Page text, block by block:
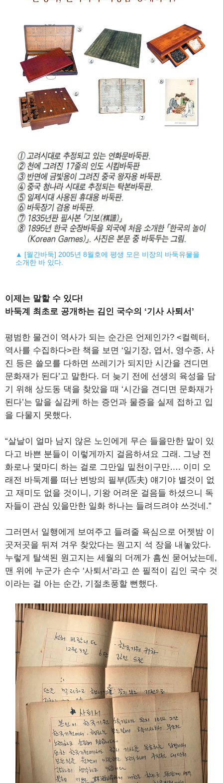
▲ [월간바둑] 2005년 8월호에 평생 모은 비장의 바둑유물을
소개한 바 있다.
이제는 말할 수 있다!
바둑계 최초로 공개하는 김인 국수의 ‘기사 사퇴서’
평범한 물건이 역사가 되는 순간은 언제인가? <컬렉터,
역사를 수집하다>란 책을 보면 ‘일기장, 엽서, 영수증, 사
진 등은 쓸모를 다하면 쓰레기가 되지만 시간을 견디면
문화재가 된다’고 말한다. 더 늦기 전에 선생의 육성을 담
기 위해 상도동 댁을 찾았을 때 ‘시간을 견디면 문화재가
된다’는 말을 실감케 하는 증언과 물증을 실제 접하고 입
을 다물지 못했다.
“살날이 얼마 남지 않은 노인에게 무슨 들을만한 말이 있
다고 바쁜 분들이 이렇게까지 걸음하셔요 그래. 그냥 전
화로나 몇마디 하는 걸로 그만일 밑천이구만…. 이미 오
래전 바둑계를 떠난 변방의 필부(匹夫) 얘기야 별것이 없
고 재미도 없을 것이니, 기왕 어려운 걸음들 하셨으니 독
자들이 관심 있을만한 일화 하나는 들려드려야 쓰것네.”
그러면서 일행에게 보여주고 들려줄 욕심으로 어젯밤 이
곳저곳을 뒤져 겨우 찾았다는 원고지 석 장을 내놓았다.
누렇게 탈색된 원고지는 세월의 더께가 흠씬 묻어났는데,
맨 위에 누군가 손수 ‘사퇴서’라고 쓴 필적이 김인 국수 것
이라는 걸 아는 순간, 기절초풍할 뻔했다.